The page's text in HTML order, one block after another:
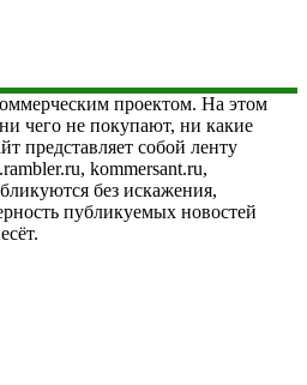
проектом. На этом
чего не покупают, ни какие
представляет собой ленту
kommersant.ru,
без искажения,
публикуемых новостей